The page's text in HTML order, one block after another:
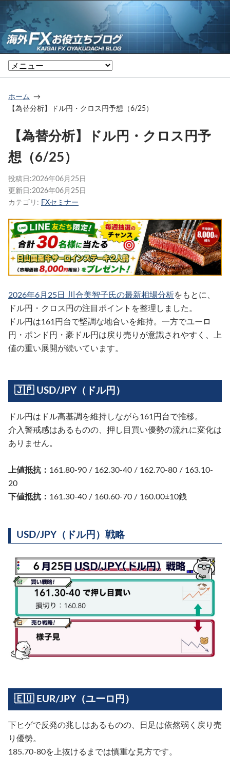
ホーム
【為替分析】ドル円・クロス円予想（6/25）
【為替分析】ドル円・クロス円予
想（6/25）
投稿日:2026年06月25日
更新日:2026年06月25日
カテゴリ: FXセミナー
2026年6月25日 川合美智子氏の最新相場分析をもとに、
ドル円・クロス円の注目ポイントを整理しました。
ドル円は161円台で堅調な地合いを維持。一方でユーロ
円・ポンド円・豪ドル円は戻り売りが意識されやすく、上
値の重い展開が続いています。
🇯🇵 USD/JPY（ドル円）
ドル円はドル高基調を維持しながら161円台で推移。
介入警戒感はあるものの、押し目買い優勢の流れに変化は
ありません。
上値抵抗： 161.80-90 / 162.30-40 / 162.70-80 / 163.10-
20
下値抵抗： 161.30-40 / 160.60-70 / 160.00±10銭
USD/JPY（ドル円）戦略
🇪🇺 EUR/JPY（ユーロ円）
下ヒゲで反発の兆しはあるものの、日足は依然弱く戻り売
り優勢。
185.70-80を上抜けるまでは慎重な見方です。